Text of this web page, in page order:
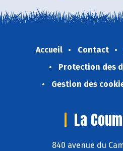
Accueil Contact
Protection des
Gestion des
La
840 avenue du